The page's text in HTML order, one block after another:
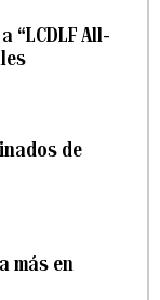
“LCDLF All-
de
más en